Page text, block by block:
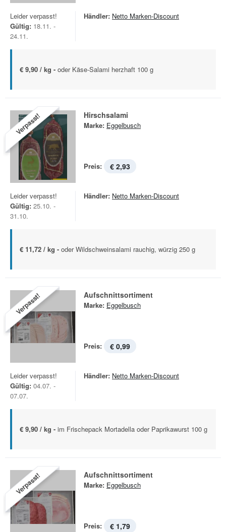
Leider verpasst!
Gültig: 18.11. -
24.11.
Händler: Netto Marken-Discount
€ 9,90 / kg - oder Käse-Salami herzhaft 100 g
Verpasst! Hirschsalami
Marke: Eggelbusch
Preis: € 2,93
Leider verpasst!
Gültig: 25.10. -
31.10.
Händler: Netto Marken-Discount
€ 11,72 / kg - oder Wildschweinsalami rauchig, würzig 250 g
Verpasst! Aufschnittsortiment
Marke: Eggelbusch
Preis: € 0,99
Leider verpasst!
Gültig: 04.07. -
07.07.
Händler: Netto Marken-Discount
€ 9,90 / kg - im Frischepack Mortadella oder Paprikawurst 100 g
Verpasst! Aufschnittsortiment
Marke: Eggelbusch
Preis: € 1,79